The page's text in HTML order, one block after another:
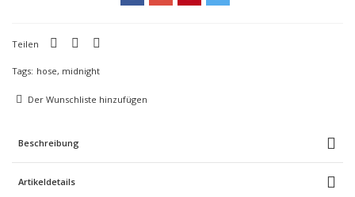
Teilen
Tags: hose, midnight
Der Wunschliste hinzufügen
Beschreibung
Artikeldetails